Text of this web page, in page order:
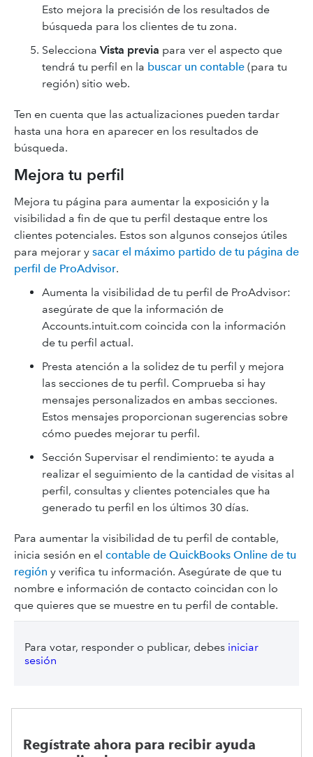
Esto mejora la precisión de los resultados de
búsqueda para los clientes de tu zona.
Selecciona Vista previa para ver el aspecto que
tendrá tu perfil en la buscar un contable (para tu
región) sitio web.
Ten en cuenta que las actualizaciones pueden tardar
hasta una hora en aparecer en los resultados de
búsqueda.
Mejora tu perfil
Mejora tu página para aumentar la exposición y la
visibilidad a fin de que tu perfil destaque entre los
clientes potenciales. Estos son algunos consejos útiles
para mejorar y sacar el máximo partido de tu página de
perfil de ProAdvisor.
Aumenta la visibilidad de tu perfil de ProAdvisor:
asegúrate de que la información de
Accounts.intuit.com coincida con la información
de tu perfil actual.
Presta atención a la solidez de tu perfil y mejora
las secciones de tu perfil. Comprueba si hay
mensajes personalizados en ambas secciones.
Estos mensajes proporcionan sugerencias sobre
cómo puedes mejorar tu perfil.
Sección Supervisar el rendimiento: te ayuda a
realizar el seguimiento de la cantidad de visitas al
perfil, consultas y clientes potenciales que ha
generado tu perfil en los últimos 30 días.
Para aumentar la visibilidad de tu perfil de contable,
inicia sesión en el contable de QuickBooks Online de tu
región y verifica tu información. Asegúrate de que tu
nombre e información de contacto coincidan con lo
que quieres que se muestre en tu perfil de contable.
Para votar, responder o publicar, debes iniciar
sesión
Regístrate ahora para recibir ayuda